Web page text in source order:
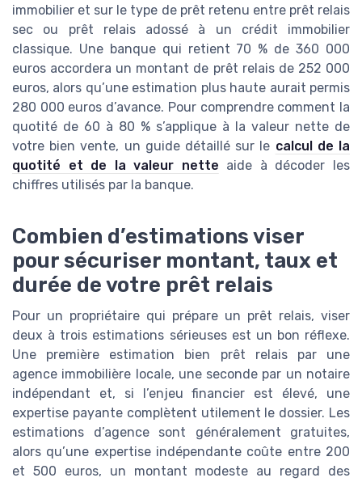
immobilier et sur le type de prêt retenu entre prêt relais
sec ou prêt relais adossé à un crédit immobilier
classique. Une banque qui retient 70 % de 360 000
euros accordera un montant de prêt relais de 252 000
euros, alors qu’une estimation plus haute aurait permis
280 000 euros d’avance. Pour comprendre comment la
quotité de 60 à 80 % s’applique à la valeur nette de
votre bien vente, un guide détaillé sur le calcul de la
quotité et de la valeur nette aide à décoder les
chiffres utilisés par la banque.
Combien d’estimations viser
pour sécuriser montant, taux et
durée de votre prêt relais
Pour un propriétaire qui prépare un prêt relais, viser
deux à trois estimations sérieuses est un bon réflexe.
Une première estimation bien prêt relais par une
agence immobilière locale, une seconde par un notaire
indépendant et, si l’enjeu financier est élevé, une
expertise payante complètent utilement le dossier. Les
estimations d’agence sont généralement gratuites,
alors qu’une expertise indépendante coûte entre 200
et 500 euros, un montant modeste au regard des